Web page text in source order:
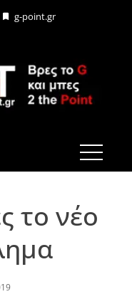
g-point.gr
το νέο